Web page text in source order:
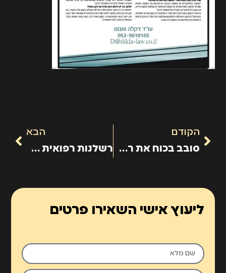
הקודם
סובב בכוח את ראש המטופל כדי לעקור שתי שיניים בריאות – וכתוצאה מכך שבר את לסתו
הבא
רשלנות רפואית אצל ילדים
ליעוץ אישי השאירו פרטים